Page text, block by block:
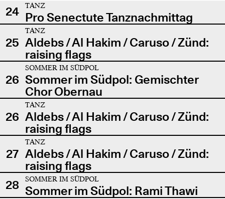
24
TANZ
Pro Senectute Tanznachmittag
25
TANZ
Aldebs / Al Hakim / Caruso / Zünd:
raising flags
26
SOMMER IM SÜDPOL
Sommer im Südpol: Gemischter
Chor Obernau
26
TANZ
Aldebs / Al Hakim / Caruso / Zünd:
raising flags
27
TANZ
Aldebs / Al Hakim / Caruso / Zünd:
raising flags
28
SOMMER IM SÜDPOL
Sommer im Südpol: Rami Thawi